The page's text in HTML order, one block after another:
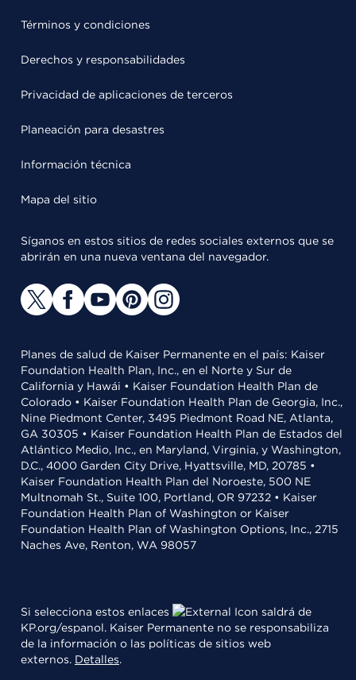
Términos y condiciones
Derechos y responsabilidades
Privacidad de aplicaciones de terceros
Planeación para desastres
Información técnica
Mapa del sitio
Síganos en estos sitios de redes sociales externos que se
abrirán en una nueva ventana del navegador.
Planes de salud de Kaiser Permanente en el país: Kaiser
Foundation Health Plan, Inc., en el Norte y Sur de
California y Hawái • Kaiser Foundation Health Plan de
Colorado • Kaiser Foundation Health Plan de Georgia, Inc.,
Nine Piedmont Center, 3495 Piedmont Road NE, Atlanta,
GA 30305 • Kaiser Foundation Health Plan de Estados del
Atlántico Medio, Inc., en Maryland, Virginia, y Washington,
D.C., 4000 Garden City Drive, Hyattsville, MD, 20785 •
Kaiser Foundation Health Plan del Noroeste, 500 NE
Multnomah St., Suite 100, Portland, OR 97232 • Kaiser
Foundation Health Plan of Washington or Kaiser
Foundation Health Plan of Washington Options, Inc., 2715
Naches Ave, Renton, WA 98057
Si selecciona estos enlaces
saldrá de
KP.org/espanol. Kaiser Permanente no se responsabiliza
de la información o las políticas de sitios web
externos. Detalles.